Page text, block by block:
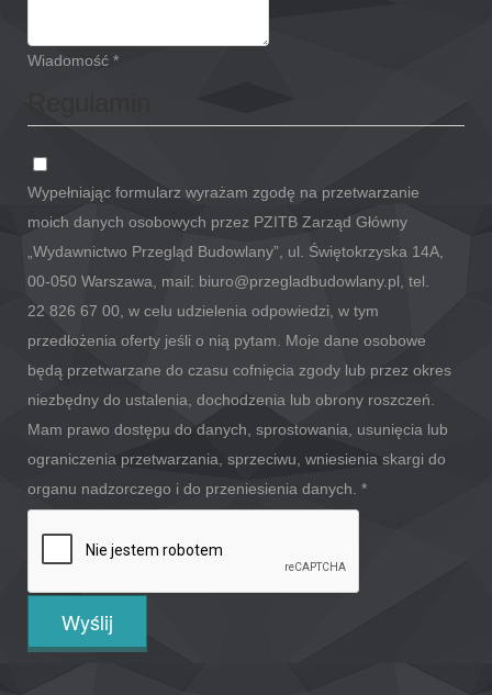
Wiadomość *
Wypełniając formularz wyrażam zgodę na przetwarzanie
moich danych osobowych przez PZITB Zarząd Główny
„Wydawnictwo Przegląd Budowlany”, ul. Świętokrzyska 14A,
00-050 Warszawa, mail: biuro@przegladbudowlany.pl, tel.
22 826 67 00, w celu udzielenia odpowiedzi, w tym
przedłożenia oferty jeśli o nią pytam. Moje dane osobowe
będą przetwarzane do czasu cofnięcia zgody lub przez okres
niezbędny do ustalenia, dochodzenia lub obrony roszczeń.
Mam prawo dostępu do danych, sprostowania, usunięcia lub
ograniczenia przetwarzania, sprzeciwu, wniesienia skargi do
organu nadzorczego i do przeniesienia danych. *